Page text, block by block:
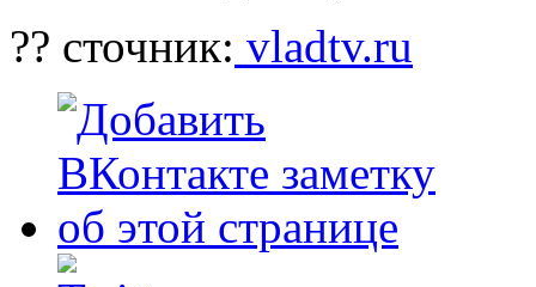
?? сточник: vladtv.ru